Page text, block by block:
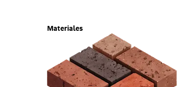
Materiales